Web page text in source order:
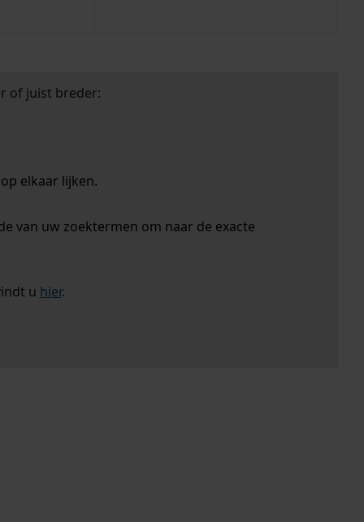
of juist breder:
elkaar lijken.
van uw zoektermen om naar de exacte
u hier.